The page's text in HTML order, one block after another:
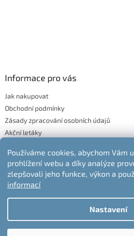
Používáme cookies, abychom Vám
prohlížení webu a díky analýze
zlepšovali jeho funkce, výkon a
informací
Nastavení
Informace pro vás
Jak nakupovat
Obchodní podmínky
Zásady zpracování osobních údajů
Akční letáky
Moje objednávka
Odstoupení od kupní smlouvy
Vytvořil